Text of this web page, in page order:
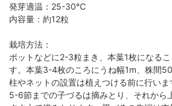
発芽適温：25-30℃
内容量：約12粒
栽培方法：
ポットなどに2-3粒まき、本葉1枚になる
す。本葉3-4枚のころにうね幅1m、株間
柱やネットの設置は植えつける前に行いま
5-6節までの子づるは摘みとり、それから